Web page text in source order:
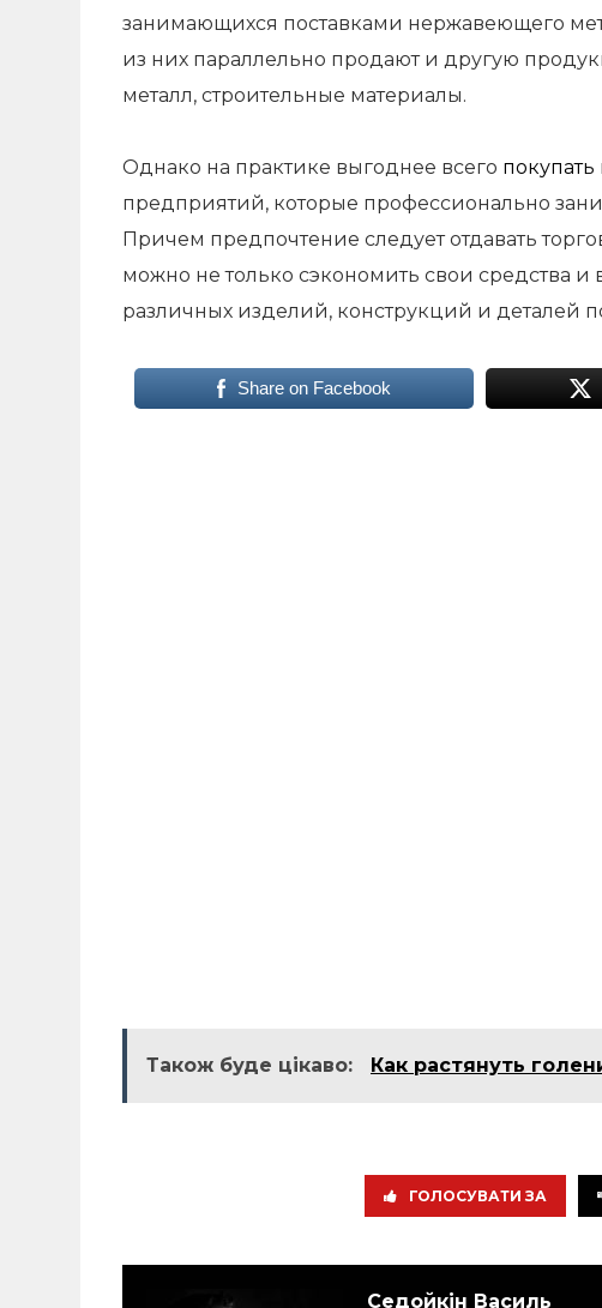
занимающихся поставками нержавеющего
из них параллельно продают и другую
металл, строительные материалы.
Однако на практике выгоднее всего
предприятий, которые профессионально
Причем предпочтение следует отдавать
можно не только сэкономить свои средства и
различных изделий, конструкций и деталей
Share on Facebook
Також буде цікаво: Как растянуть
ГОЛОСУВАТИ ЗА
Седойкін Василь